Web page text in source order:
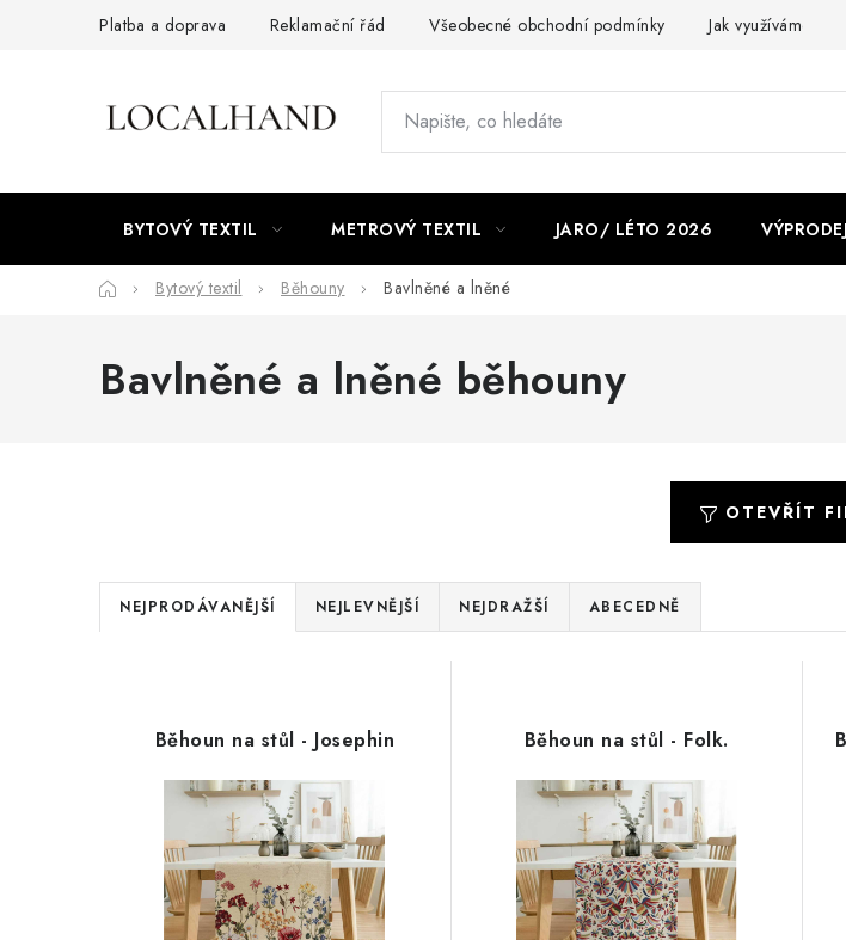
Platba a doprava Reklamační řád Všeobecné obchodní podmínky Jak využíváme
BYTOVÝ TEXTIL METROVÝ TEXTIL JARO/ LÉTO 2026 VÝPRODEJ
DomůBytový textil Běhouny Bavlněné a lněné
Bavlněné a lněné běhouny
OTEVŘÍT
Ř
a
NEJPRODÁVANĚJŠÍ NEJLEVNĚJŠÍ NEJDRAŽŠÍ ABECEDNĚ
Běhoun na stůl - Josephin Běhoun na stůl - Folk.